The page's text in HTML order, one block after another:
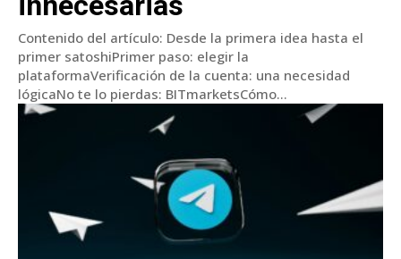
Contenido del artículo: Desde la primera idea hasta el
primer satoshiPrimer paso: elegir la
plataformaVerificación de la cuenta: una necesidad
lógicaNo te lo pierdas: BITmarketsCómo...